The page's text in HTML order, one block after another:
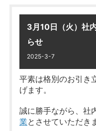
■ゴールデンウィ
5/2（土）
※5/7（木）よ
す。
ゴールデンウィーク
問い合わせにつきま
（木）
休業日に頂きました
4月17日（金）以降
皆様には大変ご不便
理解の程お願い申し
3月10日（火）社
らせ
2025-3-7
平素は格別のお引き
げます。
誠に勝手ながら、社
業とさせていただき